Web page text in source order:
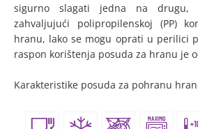
sigurno slagati jedna na drugu,
zahvaljujući polipropilenskoj (PP)
hranu, lako se mogu oprati u perilici
raspon korištenja posuda za hranu je
Karakteristike posuda za pohranu